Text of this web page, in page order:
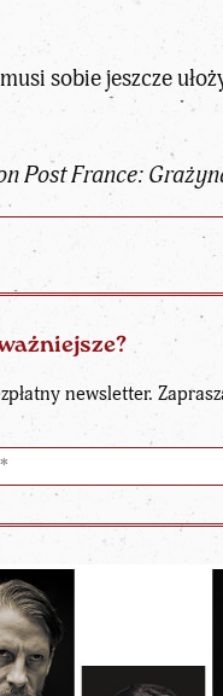
sobie jeszcze
Post France:
newsletter.